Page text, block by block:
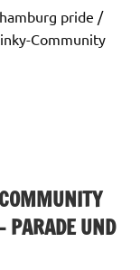
pride /
Community
PARADE UND